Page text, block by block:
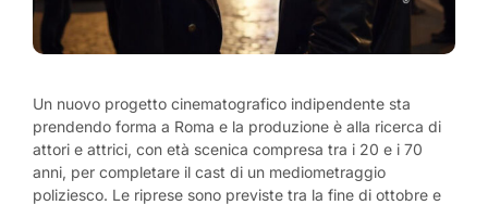
Un nuovo progetto cinematografico indipendente sta
prendendo forma a Roma e la produzione è alla ricerca di
attori e attrici, con età scenica compresa tra i 20 e i 70
anni, per completare il cast di un mediometraggio
poliziesco. Le riprese sono previste tra la fine di ottobre e